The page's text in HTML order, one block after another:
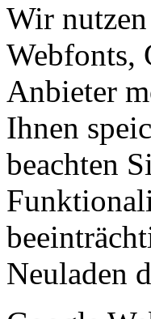
Wir
Webfonts,
Anbieter
Ihnen
beachten
Neuladen